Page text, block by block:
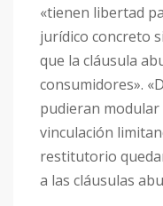
«tienen libertad
jurídico concreto
que la cláusula
consumidores».
pudieran
vinculación
restitutorio
a las cláusulas